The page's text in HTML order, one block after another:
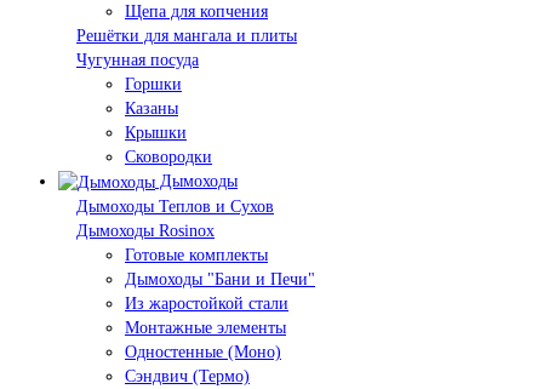
Щепа для копчения
Решётки для мангала и плиты
Чугунная посуда
Горшки
Казаны
Крышки
Сковородки
Дымоходы
Дымоходы Теплов и Сухов
Дымоходы Rosinox
Готовые комплекты
Дымоходы "Бани и Печи"
Из жаростойкой стали
Монтажные элементы
Одностенные (Моно)
Сэндвич (Термо)